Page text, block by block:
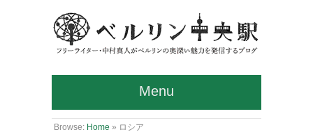
Menu
Browse: Home » ロシア